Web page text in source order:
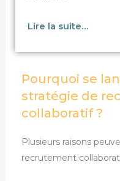
Lire la suite…
Pourquoi se
stratégie de
collaboratif ?
Plusieurs raisons
recrutement